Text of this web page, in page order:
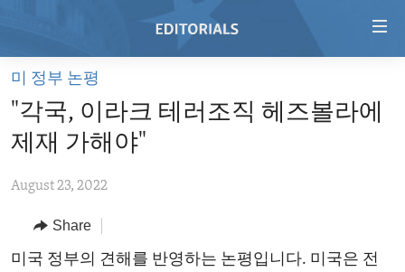
Skip
main
content
to
Navigation
Skip
HOME
VIDEO
REGIONS
AFRICA
AMERICAS
TOPICS
HUMAN RIGHTS
ARCHIVE
미 정부 논평
"각국, 이라크 테러조직 헤즈볼라에
제재 가해야"
August 23, 2022
Share
미국 정부의 견해를 반영하는 논평입니다. 미국은 전